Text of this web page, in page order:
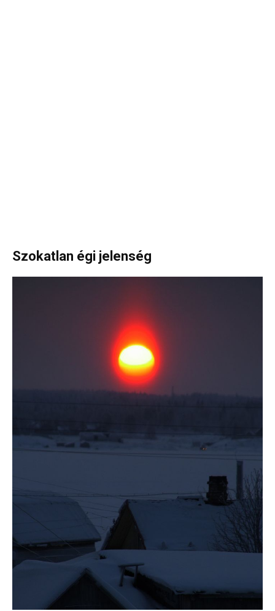
Szokatlan égi jelenség